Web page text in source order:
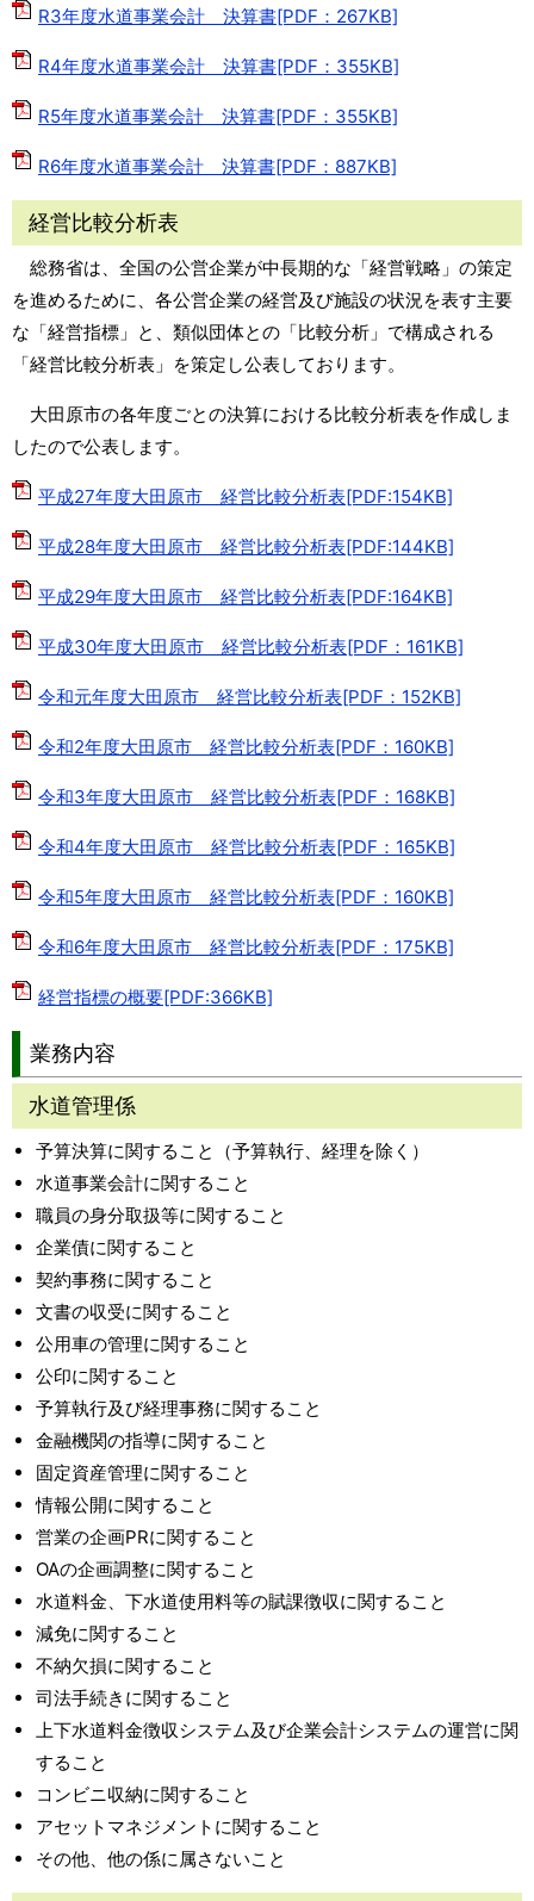
R3年度水道事業会計 決算書[PDF：267KB]
R4年度水道事業会計 決算書[PDF：355KB]
R5年度水道事業会計 決算書[PDF：355KB]
R6年度水道事業会計 決算書[PDF：887KB]
経営比較分析表
総務省は、全国の公営企業が中長期的な「経営戦略」の策定
を進めるために、各公営企業の経営及び施設の状況を表す主要
な「経営指標」と、類似団体との「比較分析」で構成される
「経営比較分析表」を策定し公表しております。
大田原市の各年度ごとの決算における比較分析表を作成しま
したので公表します。
平成27年度大田原市 経営比較分析表[PDF:154KB]
平成28年度大田原市 経営比較分析表[PDF:144KB]
平成29年度大田原市 経営比較分析表[PDF:164KB]
平成30年度大田原市 経営比較分析表[PDF：161KB]
令和元年度大田原市 経営比較分析表[PDF：152KB]
令和2年度大田原市 経営比較分析表[PDF：160KB]
令和3年度大田原市 経営比較分析表[PDF：168KB]
令和4年度大田原市 経営比較分析表[PDF：165KB]
令和5年度大田原市 経営比較分析表[PDF：160KB]
令和6年度大田原市 経営比較分析表[PDF：175KB]
経営指標の概要[PDF:366KB]
業務内容
水道管理係
予算決算に関すること（予算執行、経理を除く）
水道事業会計に関すること
職員の身分取扱等に関すること
企業債に関すること
契約事務に関すること
文書の収受に関すること
公用車の管理に関すること
公印に関すること
予算執行及び経理事務に関すること
金融機関の指導に関すること
固定資産管理に関すること
情報公開に関すること
営業の企画PRに関すること
OAの企画調整に関すること
水道料金、下水道使用料等の賦課徴収に関すること
減免に関すること
不納欠損に関すること
司法手続きに関すること
上下水道料金徴収システム及び企業会計システムの運営に関
すること
コンビニ収納に関すること
アセットマネジメントに関すること
その他、他の係に属さないこと